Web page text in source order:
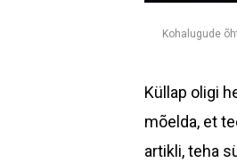
Kohalugude
Küllap oligi
mõelda, et
artikli, teha